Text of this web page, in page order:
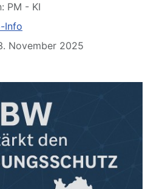
PM - KI
Info
November 2025